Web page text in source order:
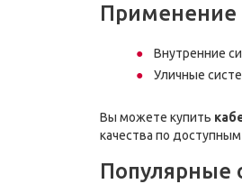
Применение
Внутренние
Уличные
Вы можете купить
качества по
Популярные